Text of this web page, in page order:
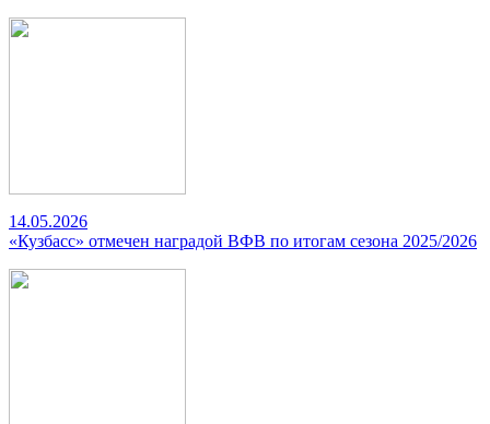
14.05.2026
«Кузбасс» отмечен наградой ВФВ по итогам сезона 2025/2026